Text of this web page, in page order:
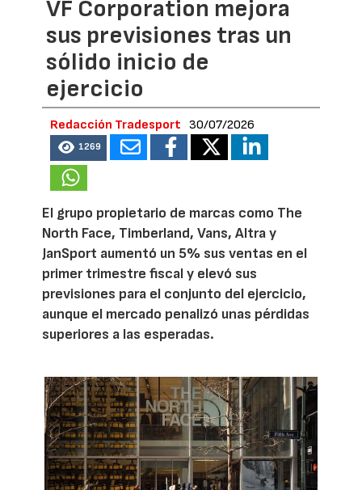
VF Corporation mejora
sus previsiones tras un
sólido inicio de
ejercicio
Redacción Tradesport 30/07/2026
1269
El grupo propietario de marcas como The
North Face, Timberland, Vans, Altra y
JanSport aumentó un 5% sus ventas en el
primer trimestre fiscal y elevó sus
previsiones para el conjunto del ejercicio,
aunque el mercado penalizó unas pérdidas
superiores a las esperadas.